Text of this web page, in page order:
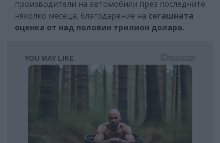
производители на автомобили през последните
няколко месеца, благодарение на сегашната
оценка от над половин трилион долара.